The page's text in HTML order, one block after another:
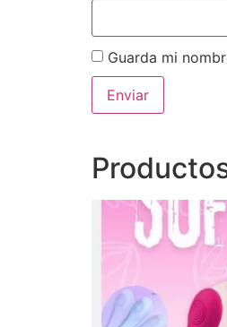
Guarda mi